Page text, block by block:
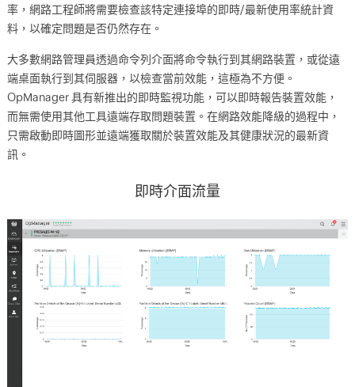
率，網路工程師將需要檢查該特定連接埠的即時/最新使用率統計資
料，以確定問題是否仍然存在。
大多數網路管理員透過命令列介面將命令執行到其網路裝置，或從遠
端桌面執行到其伺服器，以檢查當前效能，這極為不方便。
OpManager 具有新推出的即時監視功能，可以即時報告裝置效能，
而無需使用其他工具遠端存取問題裝置。在網路效能降級的過程中，
只需啟動即時圖形並遠端獲取關於裝置效能及其健康狀況的最新資
訊。
即時介面流量